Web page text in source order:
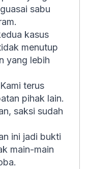
sabu
kasus
menutup
yang lebih
terus
pihak lain.
saksi sudah
ini jadi bukti
main-main